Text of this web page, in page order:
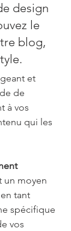
design
le
blog,
et
de
à vos
qui les
un moyen
tant
spécifique
vos